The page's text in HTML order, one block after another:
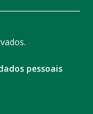
pessoais